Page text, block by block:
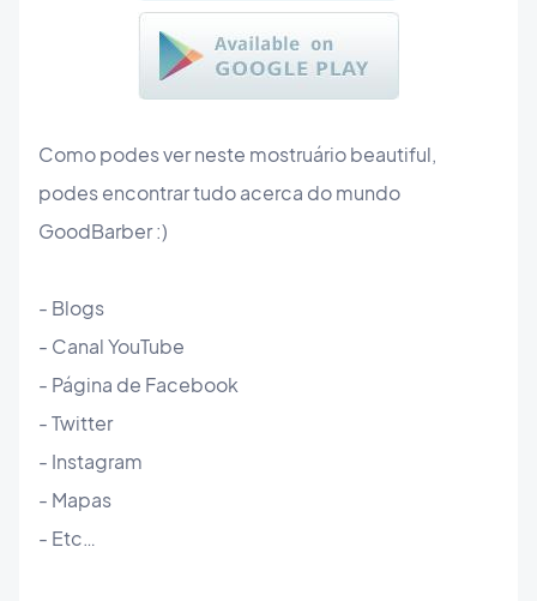
Como podes ver neste mostruário beautiful,
podes encontrar tudo acerca do mundo
GoodBarber :)
- Blogs
- Canal YouTube
- Página de Facebook
- Twitter
- Instagram
- Mapas
- Etc…